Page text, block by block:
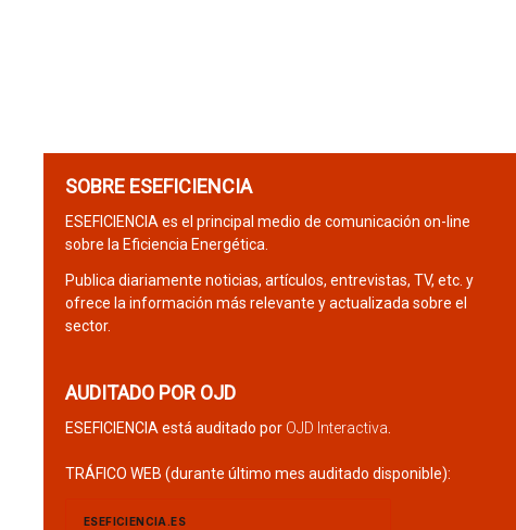
SOBRE ESEFICIENCIA
ESEFICIENCIA es el principal medio de comunicación on-line
sobre la Eficiencia Energética.
Publica diariamente noticias, artículos, entrevistas, TV, etc. y
ofrece la información más relevante y actualizada sobre el
sector.
AUDITADO POR OJD
ESEFICIENCIA está auditado por OJD Interactiva
TRÁFICO WEB (durante último mes auditado disponible):